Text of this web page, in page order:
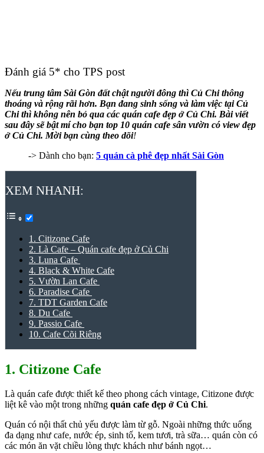
Đánh giá 5* cho TPS post
Nếu trung tâm Sài Gòn đất chật người đông thì Củ Chi thông
thoáng và rộng rãi hơn. Bạn đang sinh sống và làm việc tại Củ
Chi thì không nên bỏ qua các quán cafe đẹp ở Củ Chi. Bài viết
sau đây sẽ bật mí cho bạn top 10 quán cafe sân vườn có view đẹp
ở Củ Chi. Mời bạn cùng theo dõi!
-> Dành cho bạn: 5 quán cà phê đẹp nhất Sài Gòn
XEM NHANH:
1. Citizone Cafe
2. Là Cafe – Quán cafe đẹp ở Củ Chi
3. Luna Cafe
4. Black & White Cafe
5. Vườn Lan Cafe
6. Paradise Cafe
7. TDT Garden Cafe
8. Du Cafe
9. Passio Cafe
10. Cafe Cõi Riêng
1. Citizone Cafe
Là quán cafe được thiết kế theo phong cách vintage, Citizone được
liệt kê vào một trong những quán cafe đẹp ở Củ Chi.
Quán có nội thất chủ yếu được làm từ gỗ. Ngoài những thức uống
đa dạng như cafe, nước ép, sinh tố, kem tươi, trà sữa… quán còn có
các món ăn vặt chiều lòng thực khách như bánh ngọt…